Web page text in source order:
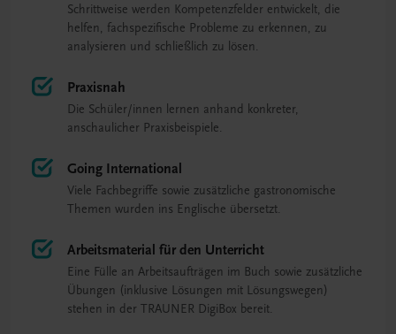
Schrittweise werden Kompetenzfelder entwickelt, die
helfen, fachspezifische Probleme zu erkennen, zu
analysieren und schließlich zu lösen.
Praxisnah
Die Schüler/innen lernen anhand konkreter,
anschaulicher Praxisbeispiele.
Going International
Viele Fachbegriffe sowie zusätzliche gastronomische
Themen wurden ins Englische übersetzt.
Arbeitsmaterial für den Unterricht
Eine Fülle an Arbeitsaufträgen im Buch sowie zusätzliche
Übungen (inklusive Lösungen mit Lösungswegen)
stehen in der TRAUNER DigiBox bereit.